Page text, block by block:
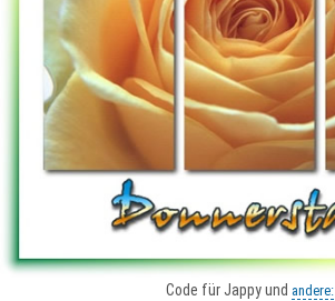
Code für Jappy und andere: